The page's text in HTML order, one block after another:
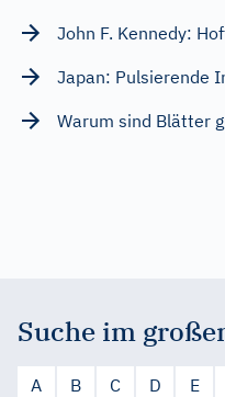
John F. Kennedy:
Japan: Pulsierende
Warum sind Blätter
Suche im
A B C D E